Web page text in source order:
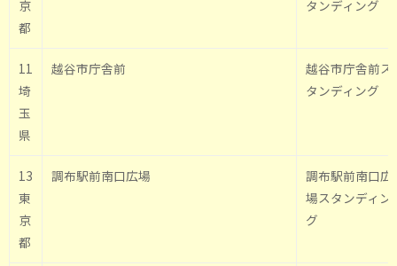
京
都
タンディング
11
埼
玉
県
越谷市庁舎前
越谷市庁舎前ス
タンディング
13
東
京
都
調布駅前南口広場
調布駅前南口広
場スタンディン
グ